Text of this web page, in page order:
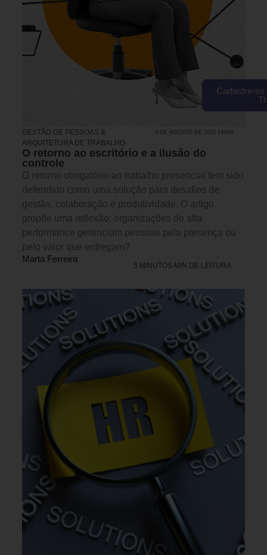
GESTÃO DE PESSOAS &
ARQUITETURA DE TRABALHO
4 DE AGOSTO DE 2026 14H00
O retorno ao escritório e a ilusão do
controle
O retorno obrigatório ao trabalho presencial tem sido
defendido como uma solução para desafios de
gestão, colaboração e produtividade. O artigo
propõe uma reflexão: organizações de alta
performance gerenciam pessoas pela presença ou
pelo valor que entregam?
Marta Ferreira
5 MINUTOS MIN DE LEITURA
Cadastre-